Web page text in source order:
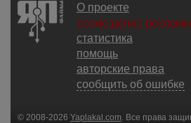
О проекте
размещение рекламы
статистика
помощь
авторские права
сообщить об ошибке
© 2008-2026 Yaplakal.com . Все права